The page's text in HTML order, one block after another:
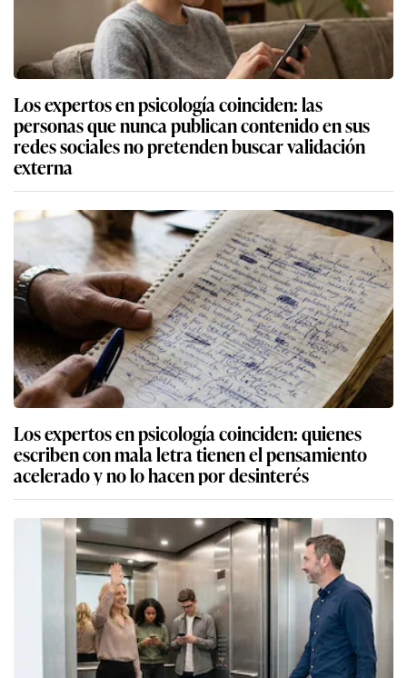
Los expertos en psicología coinciden: las
personas que nunca publican contenido en sus
redes sociales no pretenden buscar validación
externa
Los expertos en psicología coinciden: quienes
escriben con mala letra tienen el pensamiento
acelerado y no lo hacen por desinterés